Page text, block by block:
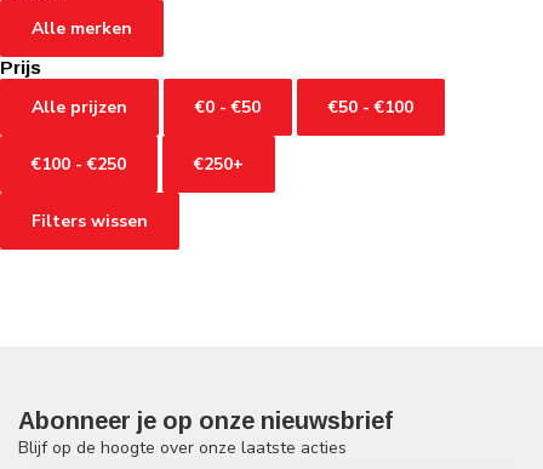
Alle merken
Prijs
Alle prijzen €0 - €50 €50 - €100
€100 - €250 €250+
Filters wissen
Abonneer je op onze nieuwsbrief
Blijf op de hoogte over onze laatste acties